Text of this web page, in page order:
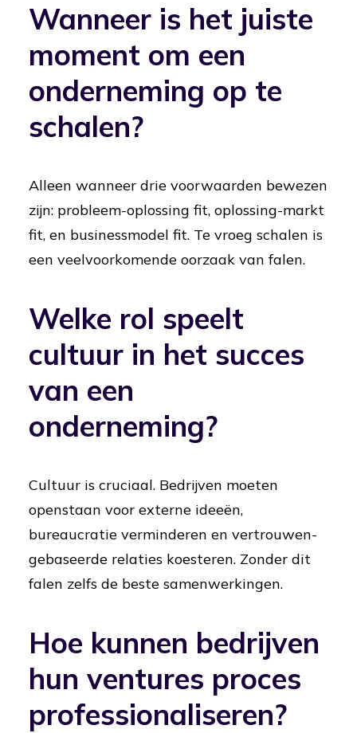
Wanneer is het juiste
moment om een
onderneming op te
schalen?
Alleen wanneer drie voorwaarden bewezen
zijn: probleem-oplossing fit, oplossing-markt
fit, en businessmodel fit. Te vroeg schalen is
een veelvoorkomende oorzaak van falen.
Welke rol speelt
cultuur in het succes
van een
onderneming?
Cultuur is cruciaal. Bedrijven moeten
openstaan voor externe ideeën,
bureaucratie verminderen en vertrouwen-
gebaseerde relaties koesteren. Zonder dit
falen zelfs de beste samenwerkingen.
Hoe kunnen bedrijven
hun ventures proces
professionaliseren?